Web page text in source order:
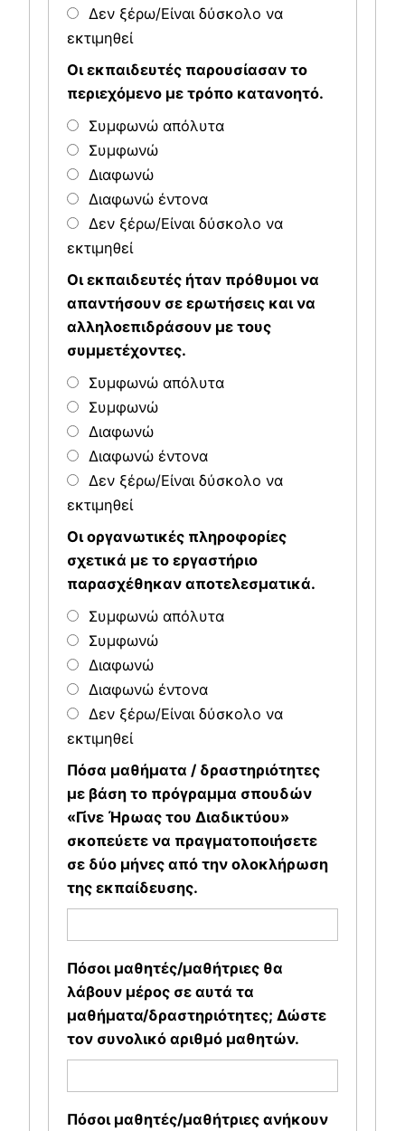
Δεν ξέρω/Είναι δύσκολο να
εκτιμηθεί
Οι εκπαιδευτές παρουσίασαν το
περιεχόμενο με τρόπο κατανοητό.
Συμφωνώ απόλυτα
Συμφωνώ
Διαφωνώ
Διαφωνώ έντονα
Δεν ξέρω/Είναι δύσκολο να
εκτιμηθεί
Οι εκπαιδευτές ήταν πρόθυμοι να
απαντήσουν σε ερωτήσεις και να
αλληλοεπιδράσουν με τους
συμμετέχοντες.
Συμφωνώ απόλυτα
Συμφωνώ
Διαφωνώ
Διαφωνώ έντονα
Δεν ξέρω/Είναι δύσκολο να
εκτιμηθεί
Οι οργανωτικές πληροφορίες
σχετικά με το εργαστήριο
παρασχέθηκαν αποτελεσματικά.
Συμφωνώ απόλυτα
Συμφωνώ
Διαφωνώ
Διαφωνώ έντονα
Δεν ξέρω/Είναι δύσκολο να
εκτιμηθεί
Πόσα μαθήματα / δραστηριότητες
με βάση το πρόγραμμα σπουδών
«Γίνε Ήρωας του Διαδικτύου»
σκοπεύετε να πραγματοποιήσετε
σε δύο μήνες από την ολοκλήρωση
της εκπαίδευσης.
Πόσοι μαθητές/μαθήτριες θα
λάβουν μέρος σε αυτά τα
μαθήματα/δραστηριότητες; Δώστε
τον συνολικό αριθμό μαθητών.
Πόσοι μαθητές/μαθήτριες ανήκουν